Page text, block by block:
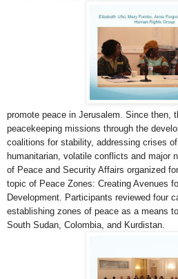
promote peace in Jerusalem. Since then,
peacekeeping missions through the
coalitions for stability, addressing crises of
humanitarian, volatile conflicts and major
of Peace and Security Affairs organized
topic of Peace Zones: Creating Avenues
Development. Participants reviewed four
establishing zones of peace as a means
South Sudan, Colombia, and Kurdistan.